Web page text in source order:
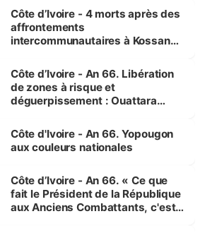
générations futures »
Côte d’Ivoire - 4 morts après des
affrontements
intercommunautaires à Kossandji
milieu des sinistrés
Côte d’Ivoire - An 66. Libération
de zones à risque et
déguerpissement : Ouattara
l'Etat de droit pour préserver les
vies humaines »
Côte d'Ivoire - An 66. Yopougon
aux couleurs nationales
Côte d’Ivoire - An 66. « Ce que
fait le Président de la République
aux Anciens Combattants, c'est